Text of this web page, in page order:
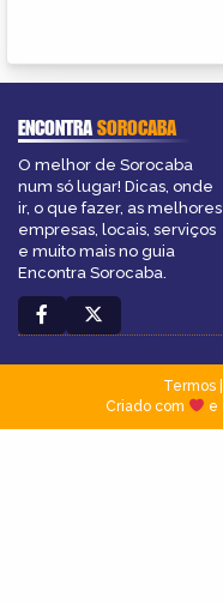
ENCONTRASOROCABA
O melhor de Sorocaba
num só lugar! Dicas, onde
ir, o que fazer, as melhores
empresas, locais, serviços
e muito mais no guia
Encontra Sorocaba.
Termos|
Criado com
e